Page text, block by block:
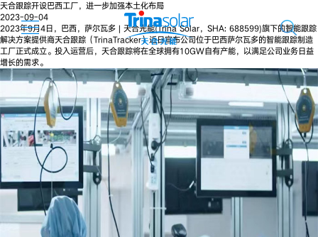
天合跟踪开设巴西工厂，进一步加强本土化布局
2023-09-04
2023年9月4日，巴西，萨尔瓦多 | 天合光能(Trina Solar，SHA: 688599)旗下的智能跟踪
解决方案提供商天合跟踪（TrinaTracker）近日宣布公司位于巴西萨尔瓦多的智能跟踪制造
工厂正式成立。投入运营后，天合跟踪将在全球拥有10GW自有产能，以满足公司业务日益
增长的需求。